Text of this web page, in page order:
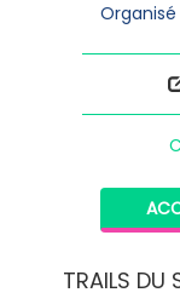
TRAILS DU